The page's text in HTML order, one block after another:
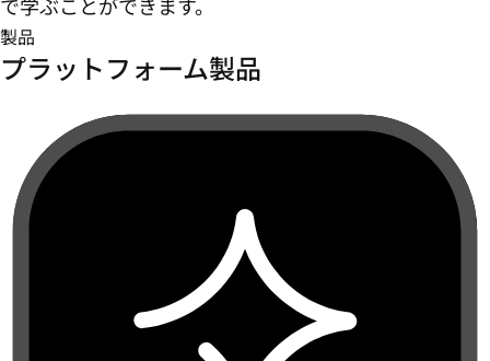
製品
プラットフォーム製品